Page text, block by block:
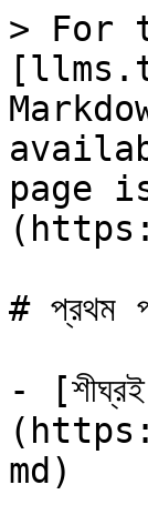
> For
page
# প্রথম
-